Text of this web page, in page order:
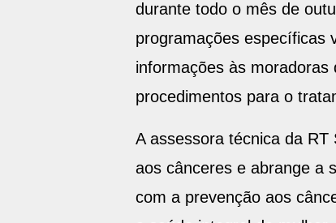
durante todo o mês de
programações específicas
informações às
procedimentos para o
A assessora técnica da
aos cânceres e abrange a
com a prevenção aos